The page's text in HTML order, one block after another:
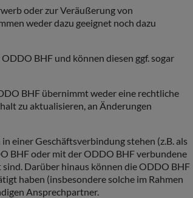
oder zur Veräußerung von
weder dazu geeignet noch dazu
BHF und können diesen ggf. sogar
BHF übernimmt weder eine rechtliche
zu aktualisieren, an Änderungen
einer Geschäftsverbindung stehen (z.B. als
BHF oder mit der ODDO BHF verbundene
Darüber hinaus können die ODDO BHF
haben (insbesondere solche im Rahmen
Ansprechpartner.